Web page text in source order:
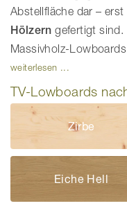
Abstellfläche dar –
Hölzern gefertigt sind.
Massivholz-
weiterlesen ...
TV-Lowboards
Zirbe
Eiche Hell